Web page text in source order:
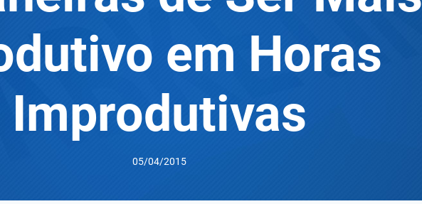
em Horas
Improdutivas
05/04/2015